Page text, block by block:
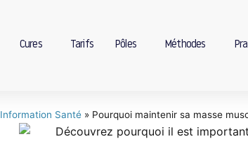
Cures Tarifs Pôles Méthodes
Information Santé » Pourquoi maintenir sa masse